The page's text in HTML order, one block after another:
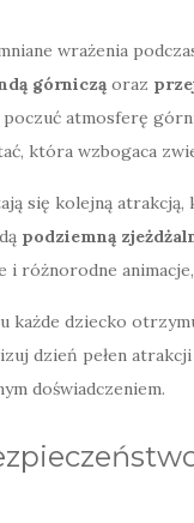
wrażenia
górniczą oraz
atmosferę
która wzbogaca
się kolejną
podziemną
i różnorodne
każde dziecko
dzień pełen
doświadczeniem.